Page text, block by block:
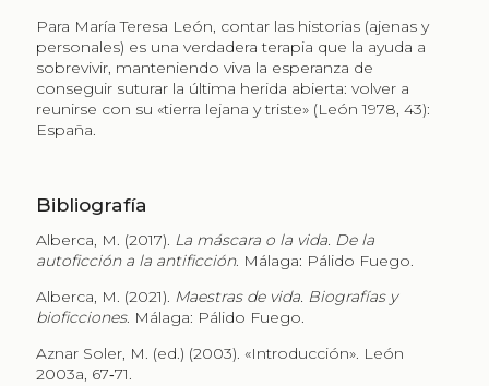
Para María Teresa León, contar las historias (ajenas y
personales) es una verdadera terapia que la ayuda a
sobrevivir, manteniendo viva la esperanza de
conseguir suturar la última herida abierta: volver a
reunirse con su «tierra lejana y triste» (León 1978, 43):
España.
Bibliografía
Alberca, M. (2017). La máscara o la vida. De la
autoficción a la antificción. Málaga: Pálido Fuego.
Alberca, M. (2021). Maestras de vida. Biografías y
bioficciones. Málaga: Pálido Fuego.
Aznar Soler, M. (ed.) (2003). «Introducción». León
2003a, 67‑71.